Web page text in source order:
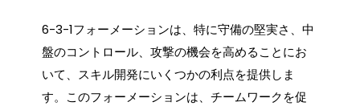
6-3-1フォーメーションは、特に守備の堅実さ、中
盤のコントロール、攻撃の機会を高めることにお
いて、スキル開発にいくつかの利点を提供しま
す。このフォーメーションは、チームワークを促